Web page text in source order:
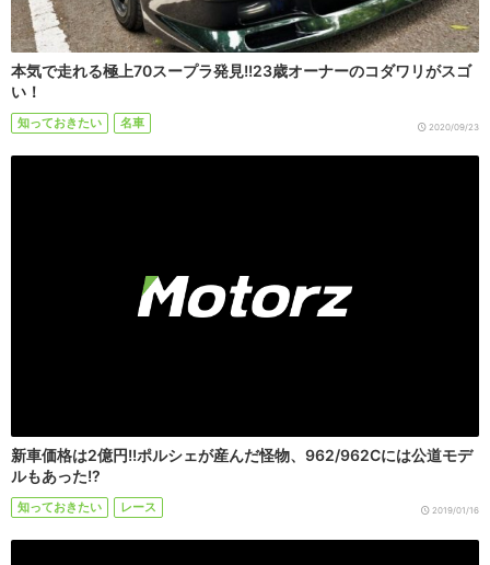
本気で走れる極上70スープラ発見!!23歳オーナーのコダワリがスゴ
い！
知っておきたい 名車 2020/09/23
新車価格は2億円!!ポルシェが産んだ怪物、962/962Cには公道モデ
ルもあった!?
知っておきたい レース 2019/01/16